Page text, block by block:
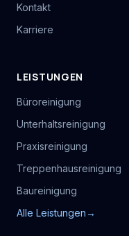
Kontakt
Karriere
LEISTUNGEN
Büroreinigung
Unterhaltsreinigung
Praxisreinigung
Treppenhausreinigung
Baureinigung
Alle Leistungen→